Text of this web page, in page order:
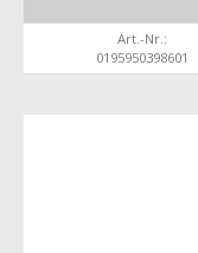
Art.-Nr.:
0195950398601